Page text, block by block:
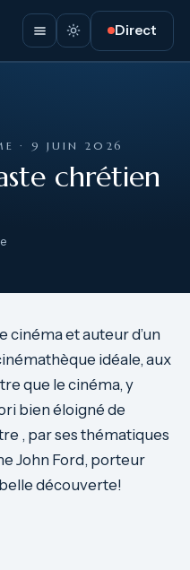
Direct
· 9 JUIN 2026
chrétien
cinéma et auteur d’un
idéale, aux
que le cinéma, y
bien éloigné de
, par ses thématiques
John Ford, porteur
découverte!